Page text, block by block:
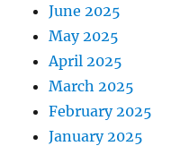
June 2025
May 2025
April 2025
March 2025
February 2025
January 2025